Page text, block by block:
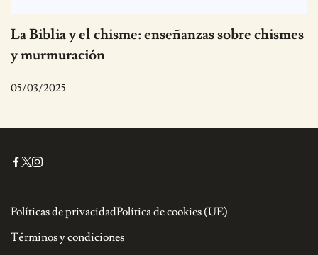
La Biblia y el chisme: enseñanzas sobre chismes
y murmuración
05/03/2025
Políticas de privacidadPolítica de cookies (UE)
Términos y condiciones